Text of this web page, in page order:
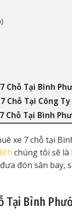
Chỗ Tại Bình
Chỗ Tại Công
Chỗ Tại Bình
xe 7 chỗ tại
chúng tôi sẽ là
đón sân bay,
Tại Bình